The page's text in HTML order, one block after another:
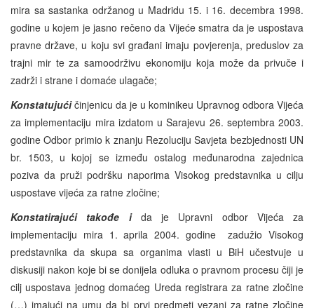
mira sa sastanka održanog u Madridu 15. i 16. decembra 1998.
godine u kojem je jasno rečeno da Vijeće smatra da je uspostava
pravne države, u koju svi građani imaju povjerenja, preduslov za
trajni mir te za samoodrživu ekonomiju koja može da privuče i
zadrži i strane i domaće ulagače;
Konstatujućičinjenicu da je u kominikeu Upravnog odbora Vijeća
za implementaciju mira izdatom u Sarajevu 26. septembra 2003.
godine Odbor primio k znanju Rezoluciju Savjeta bezbjednosti UN
br. 1503, u kojoj se između ostalog međunarodna zajednica
poziva da pruži podršku naporima Visokog predstavnika u cilju
uspostave vijeća za ratne zločine;
Konstatirajući takođe ida je Upravni odbor Vijeća za
implementaciju mira 1. aprila 2004. godine zadužio Visokog
predstavnika da skupa sa organima vlasti u BiH učestvuje u
diskusiji nakon koje bi se donijela odluka o pravnom procesu čiji je
cilj uspostava jednog domaćeg Ureda registrara za ratne zločine
(…) imajući na umu da bi prvi predmeti vezani za ratne zločine